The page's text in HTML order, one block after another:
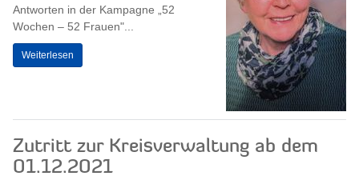
Antworten in der Kampagne „52
Wochen – 52 Frauen"...
Weiterlesen
Zutritt zur Kreisverwaltung ab dem
01.12.2021